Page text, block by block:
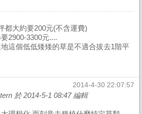
都大約要200元(不含運費)
2900-3300元....
這個低低矮矮的草是不適合拔去1階平
2014-4-30 22:07:57
於 2014-5-1 08:47 編輯